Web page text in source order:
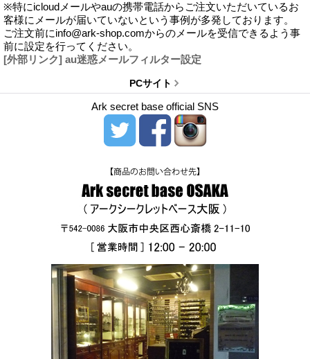
※特にicloudメールやauの携帯電話からご注文いただいているお
客様にメールが届いていないという事例が多発しております。
ご注文前にinfo@ark-shop.comからのメールを受信できるよう事
前に設定を行ってください。
[外部リンク] au迷惑メールフィルター設定
PCサイト
Ark secret base official SNS